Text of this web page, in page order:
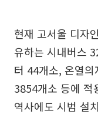
현재 고서울 디자
유하는 시내버스
터 44개소, 온열
3854개소 등에 적
역사에도 시범 설